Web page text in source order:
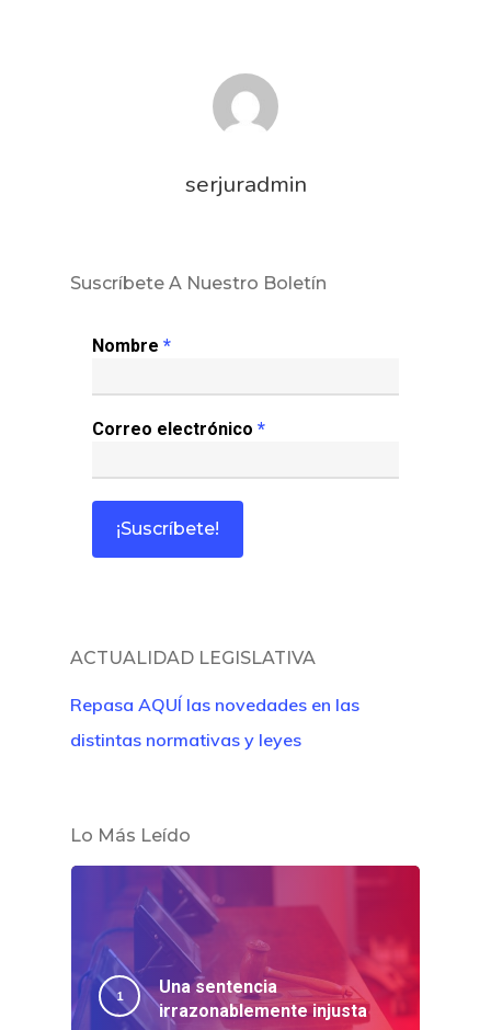
serjuradmin
Suscríbete A Nuestro Boletín
Nombre *
Correo electrónico *
ACTUALIDAD LEGISLATIVA
Repasa AQUÍ las novedades en las
distintas normativas y leyes
Lo Más Leído
Una sentencia
irrazonablemente injusta